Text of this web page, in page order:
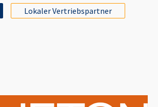
Lokaler Vertriebspartner